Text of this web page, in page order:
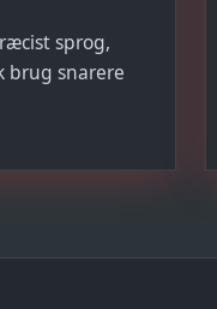
sprog,
brug snarere